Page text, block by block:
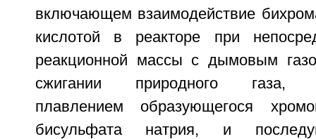
включающем взаимодействие
кислотой в реакторе при
реакционной массы с дымовым
сжигании природного газа,
плавлением образующегося
бисульфата натрия, и